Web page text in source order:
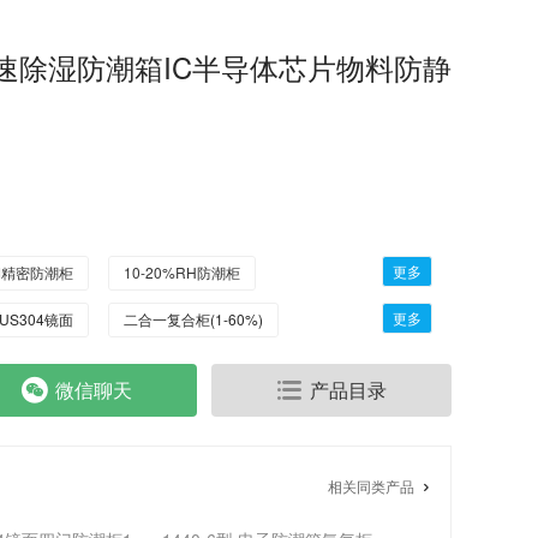
除湿防潮箱IC半导体芯片物料防静
密防潮柜 10-20%RH防潮柜 更多
镜面 二合一复合柜(1-60%) 更多
微信聊天 产品目录
相关同类产品